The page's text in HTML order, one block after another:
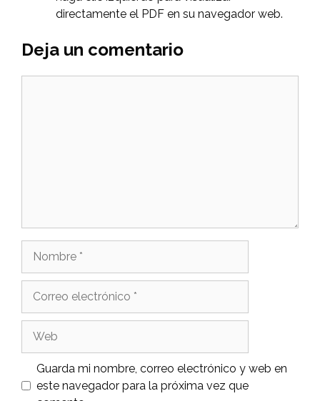
directamente el PDF en su navegador web.
Deja un comentario
electrónico
Guarda mi nombre, correo electrónico y web en
este navegador para la próxima vez que